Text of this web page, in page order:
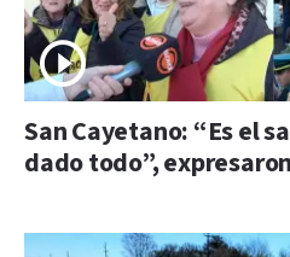
San Cayetano: “Es el
dado todo”,